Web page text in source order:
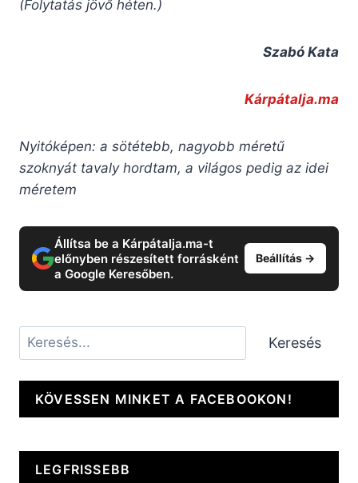
(Folytatás jövő héten.)
Szabó Kata
Kárpátalja.ma
Nyitóképen: a sötétebb, nagyobb méretű
szoknyát tavaly hordtam, a világos pedig az idei
méretem
Állítsa be a Kárpátalja.ma-t
előnyben részesített forrásként
a Google Keresőben.
Beállítás →
Keresés Keresés
KÖVESSEN MINKET A FACEBOOKON!
LEGFRISSEBB